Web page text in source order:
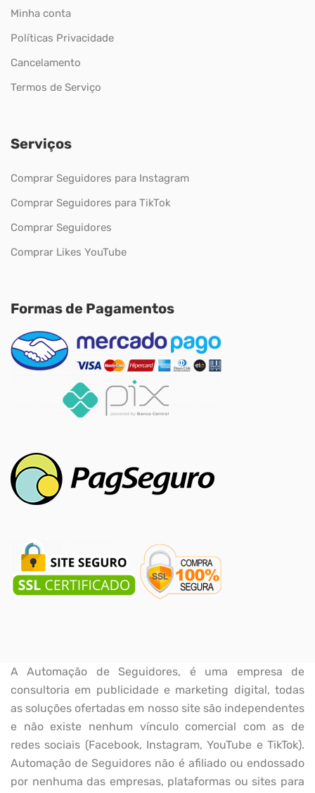
Minha conta
Políticas Privacidade
Cancelamento
Termos de Serviço
Serviços
Comprar Seguidores para Instagram
Comprar Seguidores para TikTok
Comprar Seguidores
Comprar Likes YouTube
Formas de Pagamentos
A Automação de Seguidores, é uma empresa de
consultoria em publicidade e marketing digital, todas
as soluções ofertadas em nosso site são independentes
e não existe nenhum vínculo comercial com as de
redes sociais (Facebook, Instagram, YouTube e TikTok).
Automação de Seguidores não é afiliado ou endossado
por nenhuma das empresas, plataformas ou sites para